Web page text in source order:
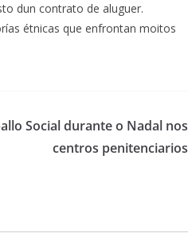
dun contrato de aluguer.
étnicas que enfrontan moitos
Social durante o Nadal nos
centros penitenciarios